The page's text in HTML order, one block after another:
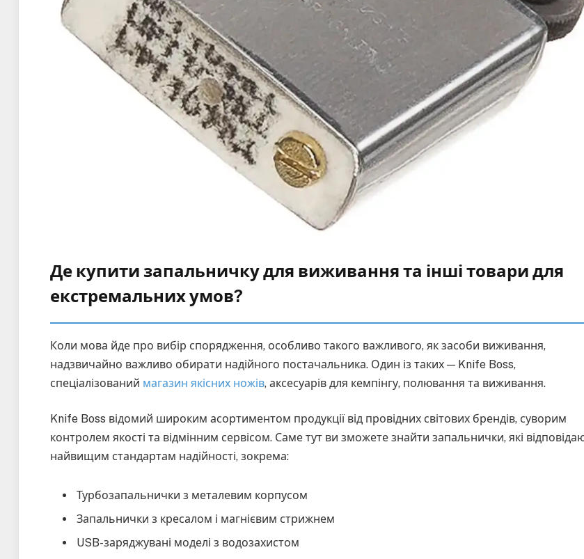
Де купити запальничку для виживання та інші товари для
екстремальних умов?
Коли мова йде про вибір спорядження, особливо такого важливого, як засоби виживання,
надзвичайно важливо обирати надійного постачальника. Один із таких — Knife Boss,
спеціалізований магазин якісних ножів, аксесуарів для кемпінгу, полювання та виживання.
Knife Boss відомий широким асортиментом продукції від провідних світових брендів, суворим
контролем якості та відмінним сервісом. Саме тут ви зможете знайти запальнички, які
найвищим стандартам надійності, зокрема:
Турбозапальнички з металевим корпусом
Запальнички з кресалом і магнієвим стрижнем
USB-заряджувані моделі з водозахистом